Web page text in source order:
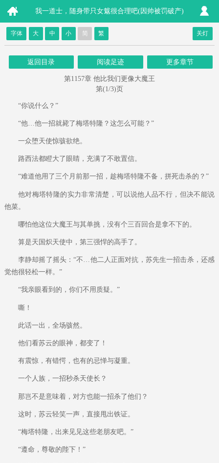
我一道士，随身带只女魃很合理吧(因帅被罚破产)
字体 大 中 小 简 繁 关灯
返回目录 阅读足迹 更多章节
第1157章 他比我们更像大魔王
第(1/3)页
“你说什么？”
“他…他一招就毙了梅塔特隆？这怎么可能？”
一众堕天使惊骇欲绝。
路西法都瞪大了眼睛，充满了不敢置信。
“难道他用了三个月前那一招，趁梅塔特隆不备，拼死击杀的？”
他对梅塔特隆的实力非常清楚，可以说他人品不行，但决不能说
他菜。
哪怕他这位大魔王与其单挑，没有个三百回合是拿不下的。
算是天国炽天使中，第三强悍的高手了。
李静却摇了摇头：“不…他二人正面对抗，苏先生一招击杀，还感
觉他很轻松一样。”
“我亲眼看到的，你们不用质疑。”
嘶！
此话一出，全场骇然。
他们看苏云的眼神，都变了！
有震惊，有错愕，也有的忌惮与凝重。
一个人族，一招秒杀天使长？
那岂不是意味着，对方也能一招杀了他们？
这时，苏云轻笑一声，直接甩出铁证。
“梅塔特隆，出来见见这些老朋友吧。”
“遵命，尊敬的陛下！”